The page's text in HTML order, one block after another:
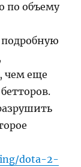
по объему
чем еще
dota-2-